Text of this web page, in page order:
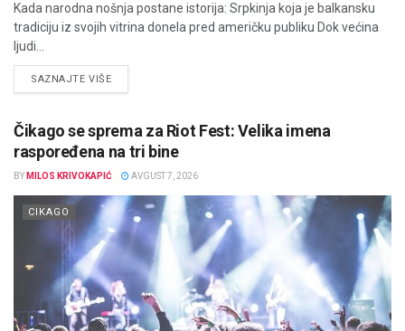
Kada narodna nošnja postane istorija: Srpkinja koja je balkansku
tradiciju iz svojih vitrina donela pred američku publiku Dok većina
ljudi...
SAZNAJTE VIŠEDETAILS
Čikago se sprema za Riot Fest: Velika imena
raspoređena na tri bine
BY MILOS KRIVOKAPIĆ AVGUST 7, 2026
CIKAGO